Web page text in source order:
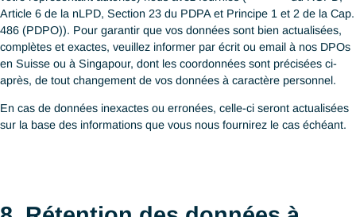
(30) jours ouvrables. Si nous sommes dans l’impossibilité de
fournir vos données personnelles ou de les corriger selon votre
requête, nous aurions à vous en préciser les raisons, sauf si
nous est pas imposé selon le RGPD, la nLPD, le PDPA modifié